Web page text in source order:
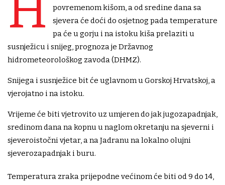
povremenom kišom, a od sredine dana sa
sjevera će doći do osjetnog pada temperature
pa će u gorju i na istoku kiša prelaziti u
susnježicu i snijeg, prognoza je Državnog
hidrometeorološkog zavoda (DHMZ).
Snijega i susnježice bit će uglavnom u Gorskoj Hrvatskoj, a
vjerojatno i na istoku.
Vrijeme će biti vjetrovito uz umjeren do jak jugozapadnjak,
sredinom dana na kopnu u naglom okretanju na sjeverni i
sjeveroistočni vjetar, a na Jadranu na lokalno olujni
sjeverozapadnjak i buru.
Temperatura zraka prijepodne većinom će biti od 9 do 14,